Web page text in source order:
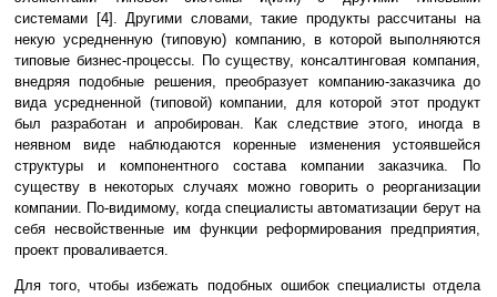
системами [4]. Другими словами, такие продукты рассчитаны на
некую усредненную (типовую) компанию, в которой выполняются
типовые бизнес-процессы. По существу, консалтинговая компания,
внедряя подобные решения, преобразует компанию-заказчика до
вида усредненной (типовой) компании, для которой этот продукт
был разработан и апробирован. Как следствие этого, иногда в
неявном виде наблюдаются коренные изменения устоявшейся
структуры и компонентного состава компании заказчика. По
существу в некоторых случаях можно говорить о реорганизации
компании. По-видимому, когда специалисты автоматизации берут на
себя несвойственные им функции реформирования предприятия,
проект проваливается.
Для того, чтобы избежать подобных ошибок специалисты отдела